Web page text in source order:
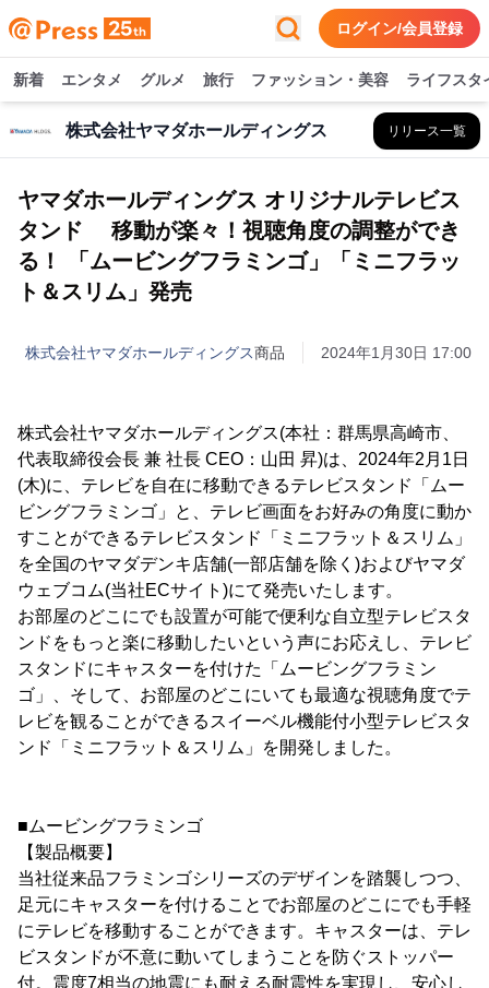
ログイン/会員登録
新着 エンタメ グルメ 旅行 ファッション・美容 ライフスタ
株式会社ヤマダホールディングス リリース一覧
ヤマダホールディングス オリジナルテレビス
タンド 移動が楽々！視聴角度の調整ができ
る！ 「ムービングフラミンゴ」「ミニフラッ
ト＆スリム」発売
株式会社ヤマダホールディングス商品 2024年1月30日 17:00
株式会社ヤマダホールディングス(本社：群馬県高崎市、
代表取締役会長 兼 社長 CEO：山田 昇)は、2024年2月1日
(木)に、テレビを自在に移動できるテレビスタンド「ムー
ビングフラミンゴ」と、テレビ画面をお好みの角度に動か
すことができるテレビスタンド「ミニフラット＆スリム」
を全国のヤマダデンキ店舗(一部店舗を除く)およびヤマダ
ウェブコム(当社ECサイト)にて発売いたします。
お部屋のどこにでも設置が可能で便利な自立型テレビスタ
ンドをもっと楽に移動したいという声にお応えし、テレビ
スタンドにキャスターを付けた「ムービングフラミン
ゴ」、そして、お部屋のどこにいても最適な視聴角度でテ
レビを観ることができるスイーベル機能付小型テレビスタ
ンド「ミニフラット＆スリム」を開発しました。
■ムービングフラミンゴ
【製品概要】
当社従来品フラミンゴシリーズのデザインを踏襲しつつ、
足元にキャスターを付けることでお部屋のどこにでも手軽
にテレビを移動することができます。キャスターは、テレ
ビスタンドが不意に動いてしまうことを防ぐストッパー
付。震度7相当の地震にも耐える耐震性を実現し、安心し